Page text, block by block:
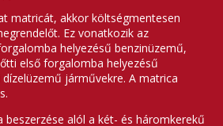
matricát, akkor költségmentesen
Ez vonatkozik az
helyezésű benzinüzemű,
első forgalomba helyezésű
járművekre. A matrica
beszerzése alól a két- és háromkerekű